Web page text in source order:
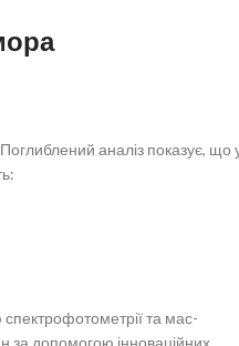
аналіз показує, що
та мас-